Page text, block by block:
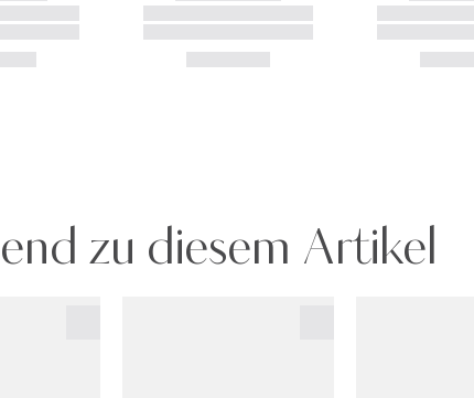
zu diesem Artikel